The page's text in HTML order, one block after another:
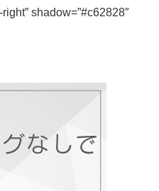
shadow=”#c62828″